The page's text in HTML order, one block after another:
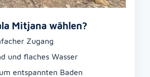
Mitjana wählen?
Zugang
und flaches Wasser
entspannten Baden